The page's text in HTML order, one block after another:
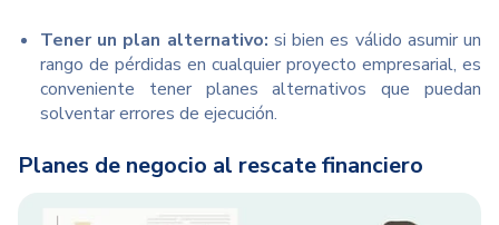
Tener un plan alternativo: si bien es válido asumir un
rango de pérdidas en cualquier proyecto empresarial, es
conveniente tener planes alternativos que puedan
solventar errores de ejecución.
Planes de negocio al rescate financiero